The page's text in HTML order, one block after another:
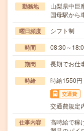
勤務地
山梨県中巨
国母駅から
曜日頻度 シフト制
時間 08:30～
期間 長期でお仕
時給 時給1550円
交通費
交通費規定
仕事内容
高時給で稼